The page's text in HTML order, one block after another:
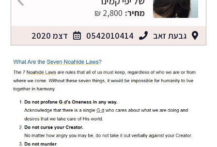
מחיר: 2,800 ₪
גבעת זאב 0542010414 דצמ 2020